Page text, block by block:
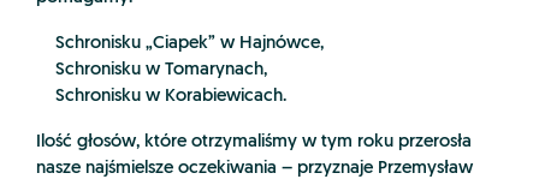
Schronisku „Ciapek” w Hajnówce,
Schronisku w Tomarynach,
Schronisku w Korabiewicach.
Ilość głosów, które otrzymaliśmy w tym roku przerosła
nasze najśmielsze oczekiwania – przyznaje Przemysław